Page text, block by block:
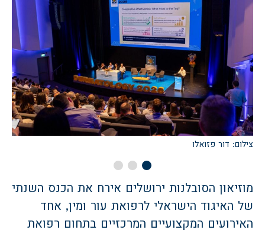
מוזיאון הסובלנות ירושלים אירח את הכנס השנתי
של האיגוד הישראלי לרפואת עור ומין, אחד
האירועים המקצועיים המרכזיים בתחום רפואת
צילום: דור פזואלו